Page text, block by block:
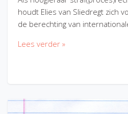
houdt Elies van Sliedregt zich
de berechting van
Lees verder »